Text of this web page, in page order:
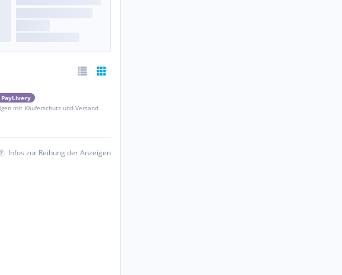
PayLivery
mit Käuferschutz und Versand
Infos zur Reihung der Anzeigen